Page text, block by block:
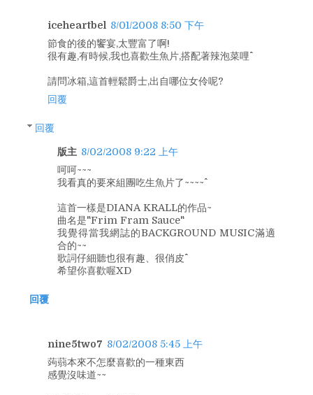
iceheartbel 8/01/2008 8:50 下午
節食的後的饗宴,太豐富了啊!
很有趣,有時候,我也喜歡生魚片,搭配著辣泡菜哩^^
請問冰箱,這首輕鬆爵士,出自哪位女伶呢?
回覆
回覆
版主 8/02/2008 9:22 上午
呵呵~~~
我看真的要來組團吃生魚片了~~~~^^
這首一樣是DIANA KRALL的作品~
曲名是"Frim Fram Sauce"
我覺得當我網誌的BACKGROUND MUSIC滿適
合的~~
歌詞仔細聽也很有趣、很俏皮^^
希望你喜歡喔XD
回覆
nine5two7 8/02/2008 5:45 上午
蒟蒻本來不怎麼喜歡的一種東西
感覺沒味道~~